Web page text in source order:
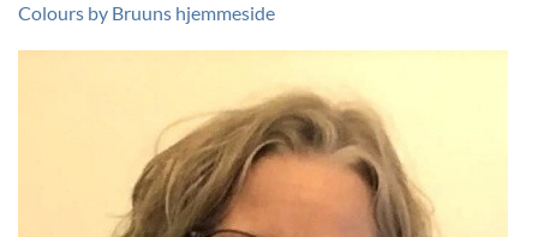
Colours by Bruuns hjemmeside